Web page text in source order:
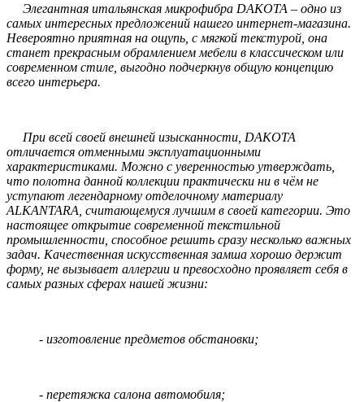
Элегантная итальянская микрофибра DAKOTA – одно из
самых интересных предложений нашего интернет-магазина.
Невероятно приятная на ощупь, с мягкой текстурой, она
станет прекрасным обрамлением мебели в классическом или
современном стиле, выгодно подчеркнув общую концепцию
всего интерьера.
При всей своей внешней изысканности, DAKOTA
отличается отменными эксплуатационными
характеристиками. Можно с уверенностью утверждать,
что полотна данной коллекции практически ни в чём не
уступают легендарному отделочному материалу
ALKANTARA, считающемуся лучшим в своей категории. Это
настоящее открытие современной текстильной
промышленности, способное решить сразу несколько важных
задач. Качественная искусственная замша хорошо держит
форму, не вызывает аллергии и превосходно проявляет себя в
самых разных сферах нашей жизни:
- изготовление предметов обстановки;
- перетяжка салона автомобиля;